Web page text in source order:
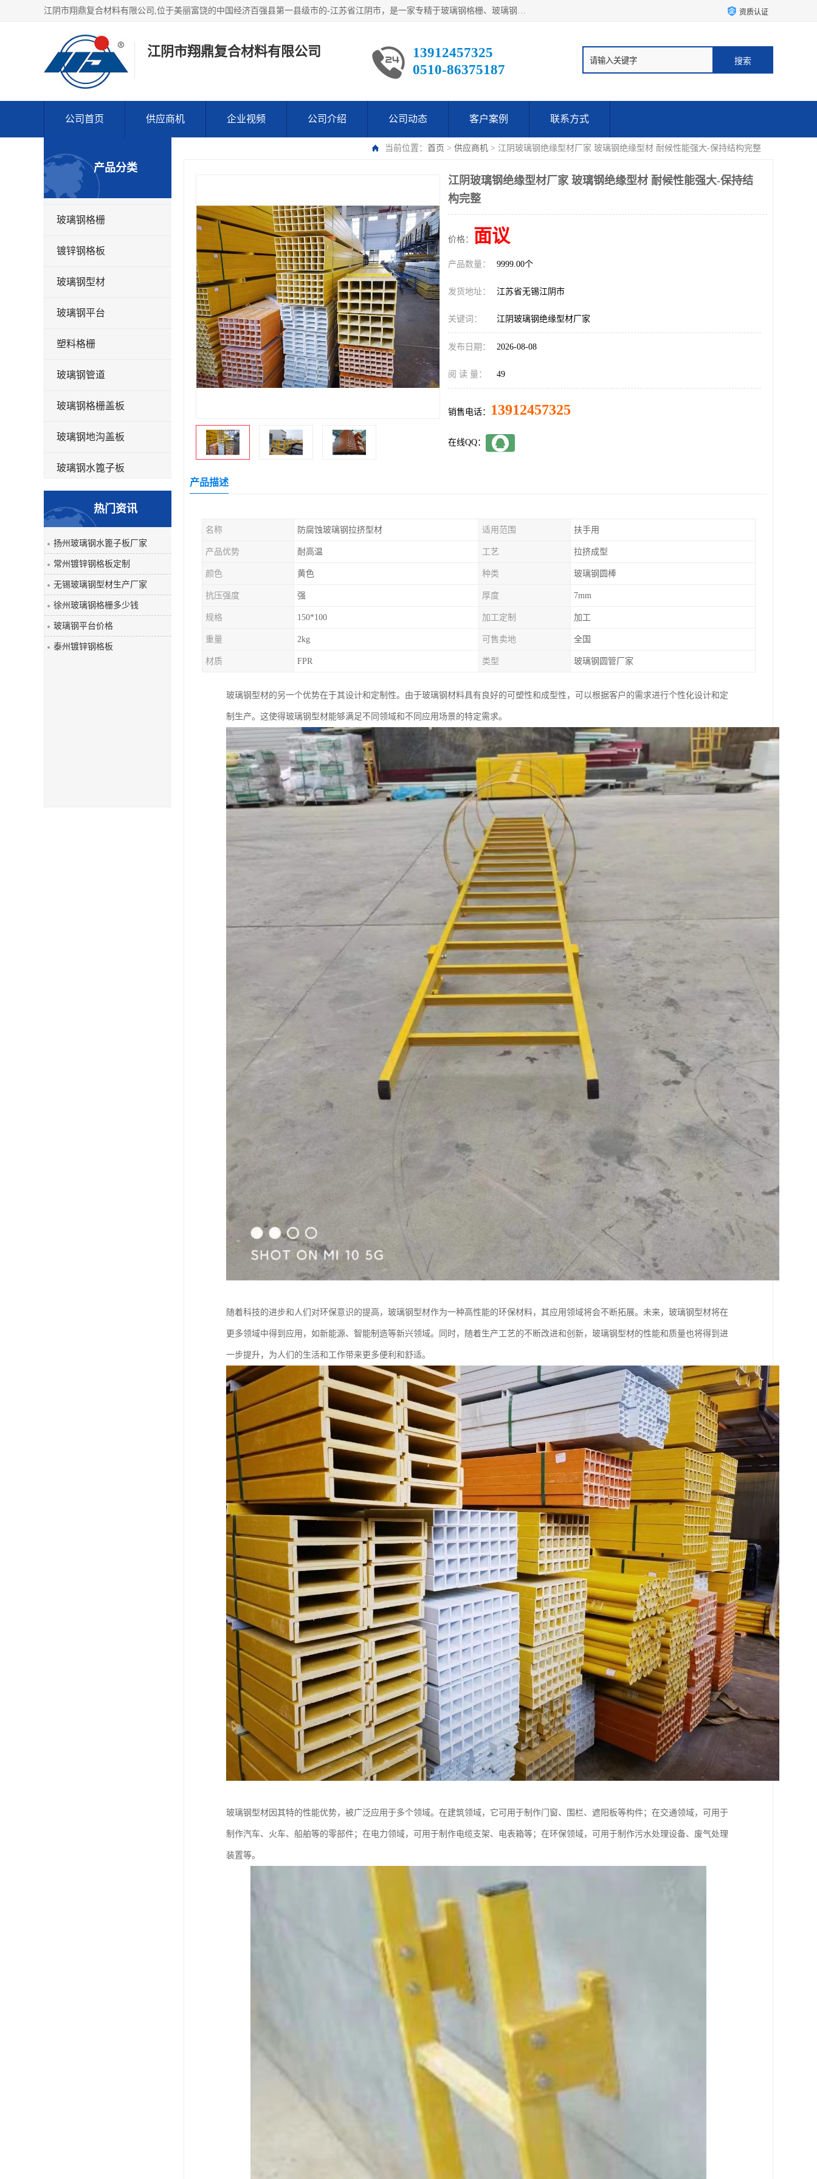
江阴市翔鼎复合材料有限公司,位于美丽富饶的中国经济百强县第一县级市的-江苏省江阴市，是一家专精于玻璃钢格栅、玻璃钢新材料,镀锌钢格板，机械设备生产制造及研发的科技型企业；公司产品已销往了世界多个国家和地区，公司人决心加倍努力愿与广大社会同仁精诚合作共创辉煌！ 资质认证
江阴市翔鼎复合材料有限公司
13912457325
0510-86375187
公司首页 供应商机 企业视频 公司介绍 公司动态 客户案例 联系方式
当前位置： 首页 > 供应商机 > 江阴玻璃钢绝缘型材厂家 玻璃钢绝缘型材 耐候性能强大-保持结构完整
产品分类
玻璃钢格栅
镀锌钢格板
玻璃钢型材
玻璃钢平台
塑料格栅
玻璃钢管道
玻璃钢格栅盖板
玻璃钢地沟盖板
玻璃钢水篦子板
玻璃钢平板
玻璃钢盖板
热门资讯
扬州玻璃钢水篦子板厂家
常州镀锌钢格板定制
无锡玻璃钢型材生产厂家
徐州玻璃钢格栅多少钱
玻璃钢平台价格
泰州镀锌钢格板
江阴玻璃钢绝缘型材厂家 玻璃钢绝缘型材 耐候性能强大-保持结
构完整
价格： 面议
产品数量： 9999.00个
发货地址： 江苏省无锡江阴市
关键词： 江阴玻璃钢绝缘型材厂家
发布日期： 2026-08-08
阅 读 量： 49
销售电话： 13912457325
在线QQ：
产品描述
名称 防腐蚀玻璃钢拉挤型材 适用范围 扶手用
产品优势 耐高温 工艺 拉挤成型
颜色 黄色 种类 玻璃钢圆棒
抗压强度 强 厚度 7mm
规格 150*100 加工定制 加工
重量 2kg 可售卖地 全国
材质 FPR 类型 玻璃钢圆管厂家
玻璃钢型材的另一个优势在于其设计和定制性。由于玻璃钢材料具有良好的可塑性和成型性，可以根据客户的需求进行个性化设计和定
制生产。这使得玻璃钢型材能够满足不同领域和不同应用场景的特定需求。
随着科技的进步和人们对环保意识的提高，玻璃钢型材作为一种高性能的环保材料，其应用领域将会不断拓展。未来，玻璃钢型材将在
更多领域中得到应用，如新能源、智能制造等新兴领域。同时，随着生产工艺的不断改进和创新，玻璃钢型材的性能和质量也将得到进
一步提升，为人们的生活和工作带来更多便利和舒适。
玻璃钢型材因其特的性能优势，被广泛应用于多个领域。在建筑领域，它可用于制作门窗、围栏、遮阳板等构件；在交通领域，可用于
制作汽车、火车、船舶等的零部件；在电力领域，可用于制作电缆支架、电表箱等；在环保领域，可用于制作污水处理设备、废气处理
装置等。